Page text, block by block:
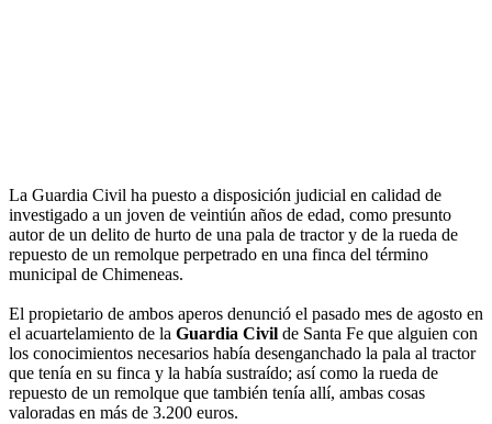
La Guardia Civil ha puesto a disposición judicial en calidad de
investigado a un joven de veintiún años de edad, como presunto
autor de un delito de hurto de una pala de tractor y de la rueda de
repuesto de un remolque perpetrado en una finca del término
municipal de Chimeneas.
El propietario de ambos aperos denunció el pasado mes de agosto en
el acuartelamiento de la Guardia Civil de Santa Fe que alguien con
los conocimientos necesarios había desenganchado la pala al tractor
que tenía en su finca y la había sustraído; así como la rueda de
repuesto de un remolque que también tenía allí, ambas cosas
valoradas en más de 3.200 euros.